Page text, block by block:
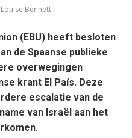
Louise Bennett
(EBU) heeft besloten
de Spaanse publieke
overwegingen
krant El País. Deze
escalatie van de
van Israël aan het